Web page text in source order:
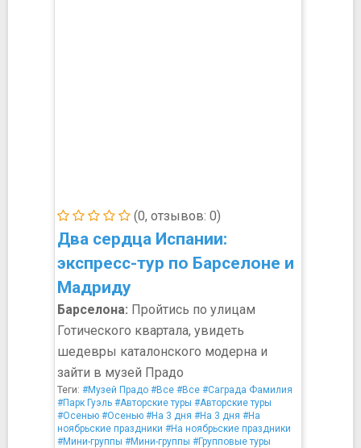
(0, отзывов: 0)
Два сердца Испании:
экспресс-тур по Барселоне и
Мадриду
Барселона: Пройтись по улицам
Готического квартала, увидеть
шедевры каталонского модерна и
зайти в музей Прадо
Теги: #Музей Прадо #Все #Все #Саграда Фамилия
#Парк Гуэль #Авторские туры #Авторские туры
#Осенью #Осенью #На 3 дня #На 3 дня #На
ноябрьские праздники #На ноябрьские праздники
#Мини-группы #Мини-группы #Групповые туры